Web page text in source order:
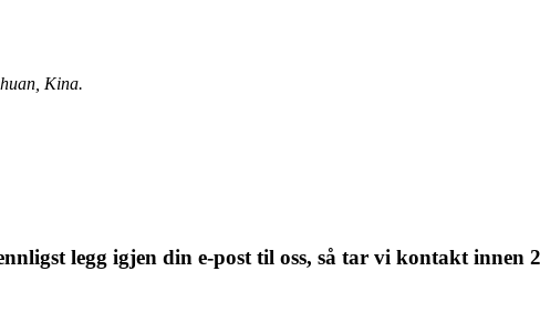
Kina.
legg igjen din e-post til oss, så tar vi kontakt innen